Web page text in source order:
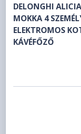
DELONGHI
MOKKA 4
ELEKTROMOS
KÁVÉFŐZŐ